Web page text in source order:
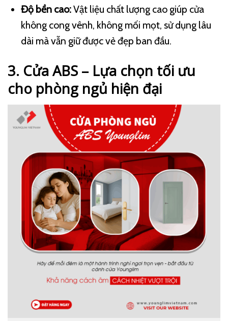
Độ bền cao:Vật liệu chất lượng cao giúp cửa
không cong vênh, không mối mọt, sử dụng lâu
dài mà vẫn giữ được vẻ đẹp ban đầu.
3. Cửa ABS – Lựa chọn tối ưu
cho phòng ngủ hiện đại